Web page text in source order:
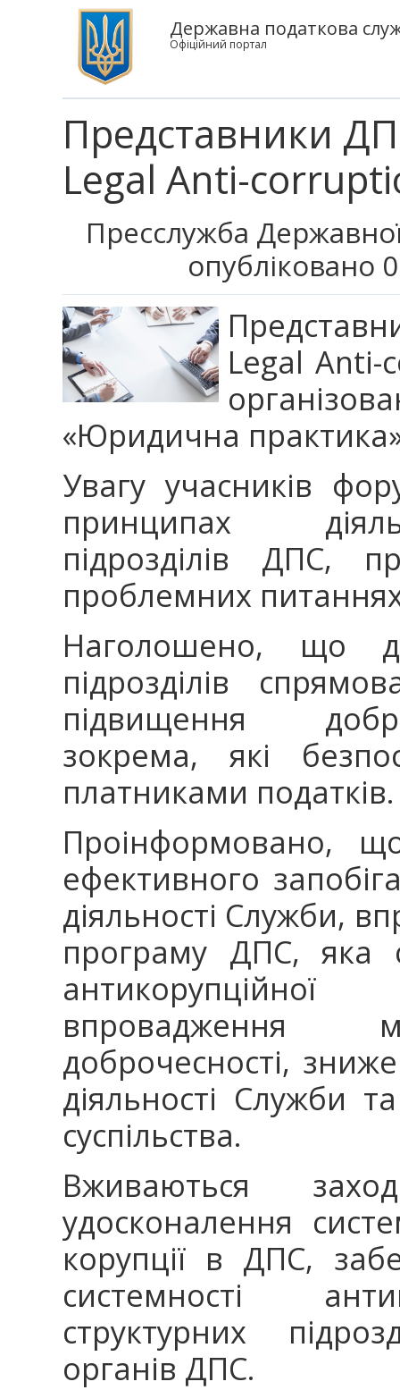
Державна податкова
Офіційний портал
Представники
Legal Anti-
Пресслужба
опубліковано
Legal Anti-
«Юридична
Увагу учасників
принципах
підрозділів ДПС,
проблемних
Наголошено, що
підрозділів
підвищення
зокрема, які
платниками податків.
Проінформовано,
ефективного
діяльності Служби,
програму ДПС, яка
впровадження
доброчесності,
діяльності Служби
суспільства.
Вживаються
удосконалення
корупції в ДПС,
системності
структурних
органів ДПС.